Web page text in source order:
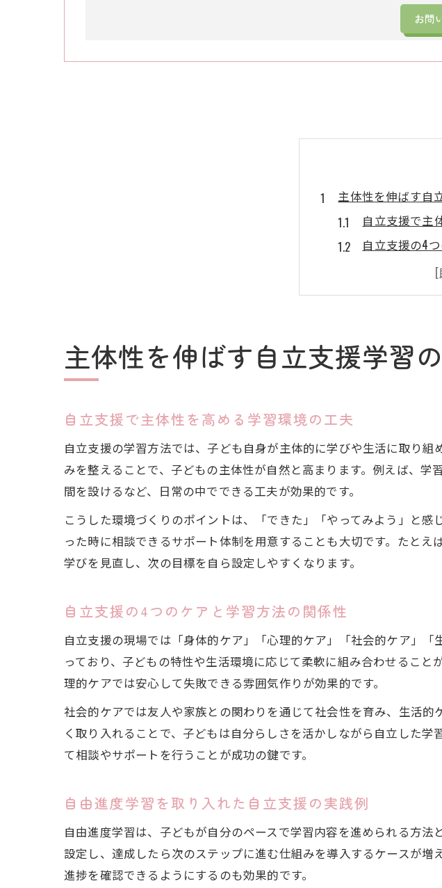
お問
主体性を伸ばす自
自立支援で主
自立支援の4
自由進度学習
自立支援によ
子どもの自立を促
家庭で自立支
自立支援学習
振り返りシ
自立支援の基礎と
自立支援の基
自立支援で身
自由進度学習を
自立支援を意
家庭でできる
自立支援学習
自由進度学習
自立支援で学
家庭で続けや
モチベーショ
主体性を伸ばす自立支援学習
自立支援で主体性を高める学習環境の工夫
自立支援の学習方法では、子ども自身が主体的に学びや生活に取り
みを整えることで、子どもの主体性が自然と高まります。例えば、
間を設けるなど、日常の中でできる工夫が効果的です。
こうした環境づくりのポイントは、「できた」「やってみよう」と
った時に相談できるサポート体制を用意することも大切です。たと
学びを見直し、次の目標を自ら設定しやすくなります。
自立支援の4つのケアと学習方法の関係性
自立支援の現場では「身体的ケア」「心理的ケア」「社会的ケア」
っており、子どもの特性や生活環境に応じて柔軟に組み合わせるこ
理的ケアでは安心して失敗できる雰囲気作りが効果的です。
社会的ケアでは友人や家族との関わりを通じて社会性を育み、生活
く取り入れることで、子どもは自分らしさを活かしながら自立した
て相談やサポートを行うことが成功の鍵です。
自由進度学習を取り入れた自立支援の実践例
自由進度学習は、子どもが自分のペースで学習内容を進められる方
設定し、達成したら次のステップに進む仕組みを導入するケースが
進捗を確認できるようにするのも効果的です。